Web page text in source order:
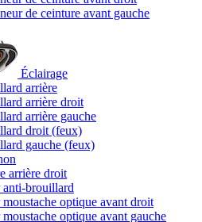
de ceinture avant gauche
Éclairage
arrière
arrière droit
arrière gauche
droit (feux)
gauche (feux)
arrière droit
brouillard
optique avant droit
optique avant gauche